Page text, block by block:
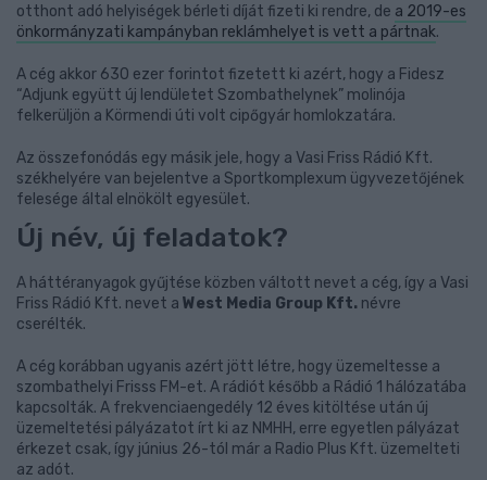
otthont adó helyiségek bérleti díját fizeti ki rendre, de a 2019-es
önkormányzati kampányban reklámhelyet is vett a pártnak.
A cég akkor 630 ezer forintot fizetett ki azért, hogy a Fidesz
“Adjunk együtt új lendületet Szombathelynek” molinója
felkerüljön a Körmendi úti volt cipőgyár homlokzatára.
Az összefonódás egy másik jele, hogy a Vasi Friss Rádió Kft.
székhelyére van bejelentve a Sportkomplexum ügyvezetőjének
felesége által elnökölt egyesület.
Új név, új feladatok?
A háttéranyagok gyűjtése közben váltott nevet a cég, így a Vasi
Friss Rádió Kft. nevet a West Media Group Kft. névre
cserélték.
A cég korábban ugyanis azért jött létre, hogy üzemeltesse a
szombathelyi Frisss FM-et. A rádiót később a Rádió 1 hálózatába
kapcsolták. A frekvenciaengedély 12 éves kitöltése után új
üzemeltetési pályázatot írt ki az NMHH, erre egyetlen pályázat
érkezet csak, így június 26-tól már a Radio Plus Kft. üzemelteti
az adót.